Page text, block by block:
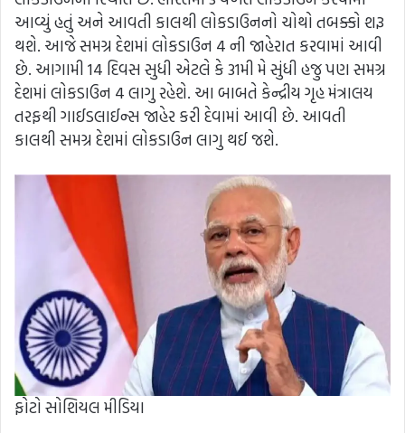
આવ્યું હતું અને આવતી કાલથી લોકડાઉનનો ચોથો તબક્કો શરૂ
થશે. આજે સમગ્ર દેશમાં લોકડાઉન 4 ની જાહેરાત કરવામાં આવી
છે. આગામી 14 દિવસ સુધી એટલે કે 31મી મે સુંધી હજુ પણ સમગ્ર
દેશમાં લોકડાઉન 4 લાગુ રહેશે. આ બાબતે કેન્દ્રીય ગૃહ મંત્રાલય
તરફથી ગાઈડલાઈન્સ જાહેર કરી દેવામાં આવી છે. આવતી
કાલથી સમગ્ર દેશમાં લોકડાઉન લાગુ થઈ જશે.
ફોટો સોશિયલ મીડિયા